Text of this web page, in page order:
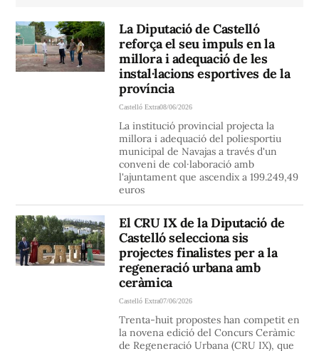
La Diputació de Castelló
reforça el seu impuls en la
millora i adequació de les
instal·lacions esportives de la
província
Castelló Extra08/06/2026
La institució provincial projecta la
millora i adequació del poliesportiu
municipal de Navajas a través d'un
conveni de col·laboració amb
l'ajuntament que ascendix a 199.249,49
euros
El CRU IX de la Diputació de
Castelló selecciona sis
projectes finalistes per a la
regeneració urbana amb
ceràmica
Castelló Extra07/06/2026
Trenta-huit propostes han competit en
la novena edició del Concurs Ceràmic
de Regeneració Urbana (CRU IX), que